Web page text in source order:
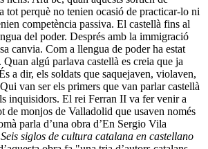
tot perquè no tenien ocasió de practicar-lo ni
competència passiva. El castellà fins al
del poder. Després amb la immigració
canvia. Com a llengua de poder ha estat
algú parlava castellà es creia que ja
a dir, els soldats que saquejaven, violaven,
van ser els primers que van parlar castellà
inquisidors. El rei Ferran II va fer venir a
de monjos de Valladolid que usaven només
parla d’una obra d’En Sergio Vila
Seis siglos de cultura catalana en castellano